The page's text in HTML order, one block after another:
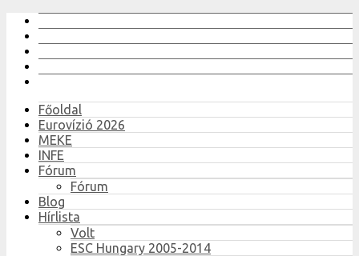
Főoldal
Eurovízió 2026
MEKE
INFE
Fórum
Fórum
Blog
Hírlista
Volt
ESC Hungary 2005-2014